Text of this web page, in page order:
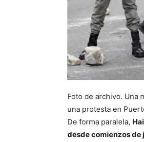
Foto de archivo. Una
una protesta en
De forma paralela,
desde comienzos de